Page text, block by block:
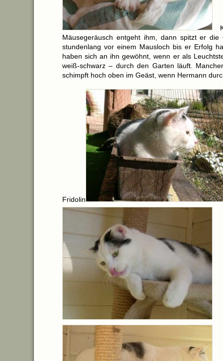
Mäusegeräusch entgeht ihm, dann spitzt er die
stundenlang vor einem Mausloch bis er Erfolg
haben sich an ihn gewöhnt, wenn er als
weiß-schwarz – durch den Garten läuft.
schimpft hoch oben im Geäst, wenn Hermann
Fridolin